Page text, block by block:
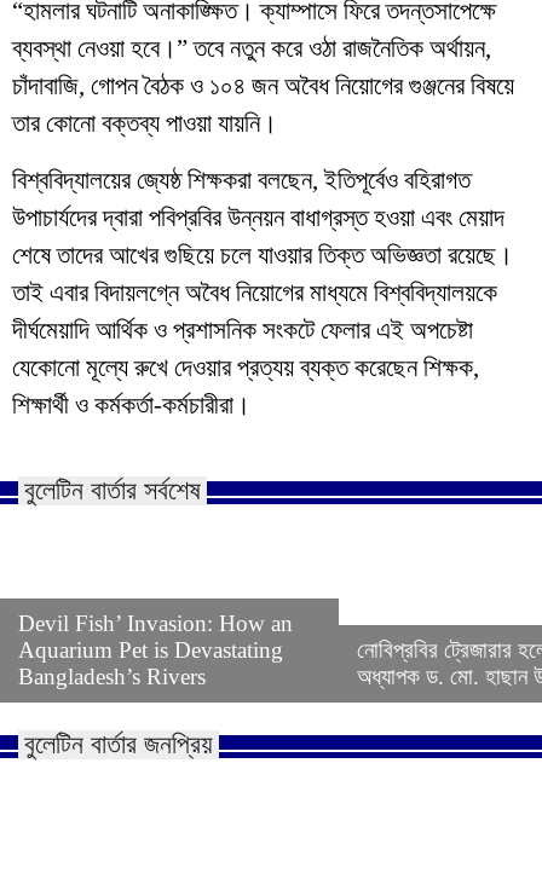
“হামলার ঘটনাটি অনাকাঙ্ক্ষিত। ক্যাম্পাসে ফিরে তদন্তসাপেক্ষে
ব্যবস্থা নেওয়া হবে।” তবে নতুন করে ওঠা রাজনৈতিক অর্থায়ন,
চাঁদাবাজি, গোপন বৈঠক ও ১০৪ জন অবৈধ নিয়োগের গুঞ্জনের বিষয়ে
তার কোনো বক্তব্য পাওয়া যায়নি।
​বিশ্ববিদ্যালয়ের জ্যেষ্ঠ শিক্ষকরা বলছেন, ইতিপূর্বেও বহিরাগত
উপাচার্যদের দ্বারা পবিপ্রবির উন্নয়ন বাধাগ্রস্ত হওয়া এবং মেয়াদ
শেষে তাদের আখের গুছিয়ে চলে যাওয়ার তিক্ত অভিজ্ঞতা রয়েছে।
তাই এবার বিদায়লগ্নে অবৈধ নিয়োগের মাধ্যমে বিশ্ববিদ্যালয়কে
দীর্ঘমেয়াদি আর্থিক ও প্রশাসনিক সংকটে ফেলার এই অপচেষ্টা
যেকোনো মূল্যে রুখে দেওয়ার প্রত্যয় ব্যক্ত করেছেন শিক্ষক,
শিক্ষার্থী ও কর্মকর্তা-কর্মচারীরা।
বুলেটিন বার্তার সর্বশেষ
Devil Fish’ Invasion: How an
Aquarium Pet is Devastating
Bangladesh’s Rivers
নোবিপ্রবির ট্রেজারার
অধ্যাপক ড. মো. হাছান
বুলেটিন বার্তার জনপ্রিয়